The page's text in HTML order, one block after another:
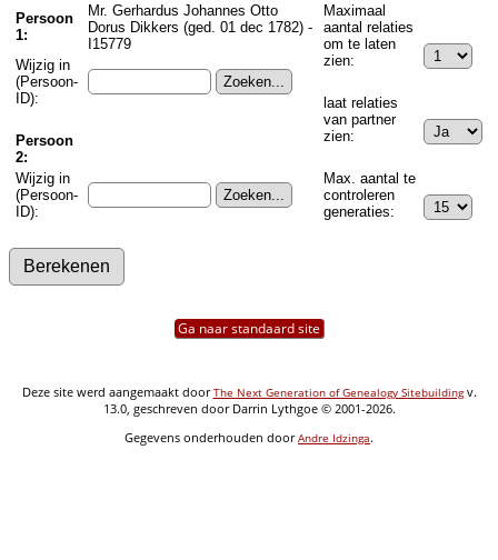
Persoon
1:
Mr. Gerhardus Johannes Otto
Dorus Dikkers (ged. 01 dec 1782) -
I15779
Wijzig in
(Persoon-
ID):
Persoon
2:
Wijzig in
(Persoon-
ID):
Maximaal
aantal relaties
om te laten
zien:
laat relaties
van partner
zien:
Max. aantal te
controleren
generaties:
Ga naar standaard site
Deze site werd aangemaakt doorThe Next Generation of Genealogy Sitebuildingv.
13.0, geschreven door Darrin Lythgoe © 2001-2026.
Gegevens onderhouden doorAndre Idzinga.